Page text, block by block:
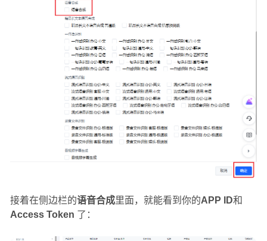
接着在侧边栏的语音合成里面，就能看到你的APP ID和
Access Token 了：